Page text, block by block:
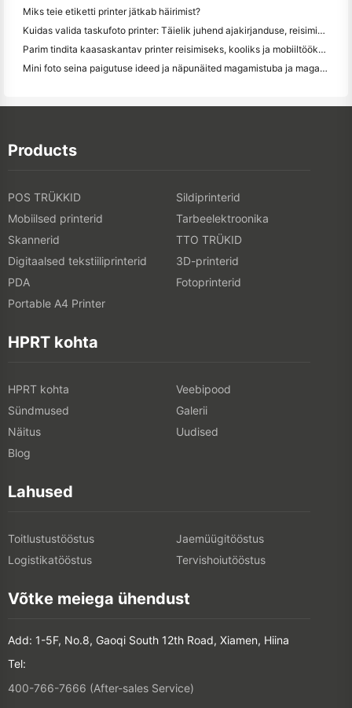
Miks teie etiketti printer jätkab häirimist?
Kuidas valida taskufoto printer: Täielik juhend ajakirjanduse, reisimise ja iPhone'i kasutajatele
Parim tindita kaasaskantav printer reisimiseks, kooliks ja mobiiltööks: Hanin MT620 Pro ülevaade
Mini foto seina paigutuse ideed ja näpunäited magamistuba ja magamistuba kaunistamiseks
Products
POS TRÜKKID
Sildiprinterid
Mobiilsed printerid
Tarbeelektroonika
Skannerid
TTO TRÜKID
Digitaalsed tekstiiliprinterid
3D-printerid
PDA
Fotoprinterid
Portable A4 Printer
HPRT kohta
HPRT kohta
Veebipood
Sündmused
Galerii
Näitus
Uudised
Blog
Lahused
Toitlustustööstus
Jaemüügitööstus
Logistikatööstus
Tervishoiutööstus
Võtke meiega ühendust
Add: 1-5F, No.8, Gaoqi South 12th Road, Xiamen, Hiina
Tel:
400-766-7666 (After-sales Service)